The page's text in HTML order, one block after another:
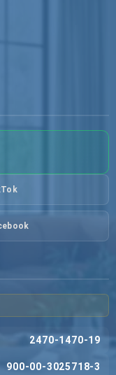
2470-1470-19
900-00-3025718-3